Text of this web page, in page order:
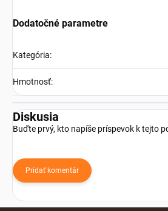
Dodatočné parametre
Kategória:
Hmotnosť:
Diskusia
Buďte prvý, kto napíše príspevok k tejto
Pridať komentár